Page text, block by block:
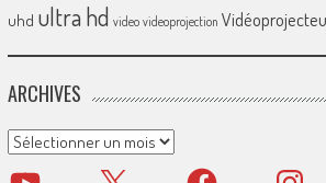
uhd ultra hd video videoprojection
ARCHIVES
Archives